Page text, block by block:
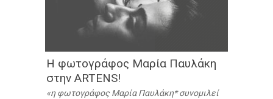
Η φωτογράφος Μαρία Παυλάκη
στην ARTENS!
η φωτογράφος Μαρία Παυλάκη* συνομιλεί